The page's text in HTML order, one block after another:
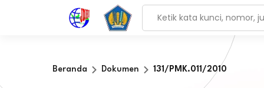
Beranda Dokumen 131/PMK.011/2010